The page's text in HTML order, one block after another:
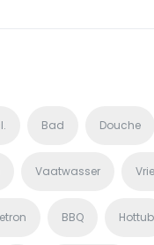
Bad Douche
Vaatwasser
BBQ Hottub